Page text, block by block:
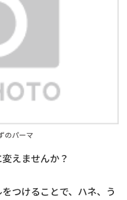
のパーマ
えませんか？
つけることで、ハネ、う